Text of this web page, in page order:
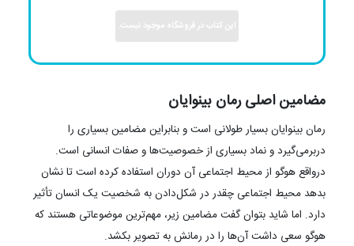
این کتاب در فروشگاه موجود نیست.
مضامین اصلی رمان بینوایان
رمان بینوایان بسیار طولانی است و بنابراین مضامین بسیاری را
دربرمی‌گیرد و نماد بسیاری از خصوصیت‌ها و صفات انسانی است.
درواقع هوگو از محیط اجتماعی آن دوران استفاده کرده است تا نشان
بدهد محیط اجتماعی چقدر در شکل‌دادن به شخصیت یک انسان تأثیر
دارد. اما شاید بتوان گفت مضامین زیر، مهم‌ترین موضوعاتی هستند که
هوگو سعی داشت آن‌ها را در رمانش به تصویر بکشد.